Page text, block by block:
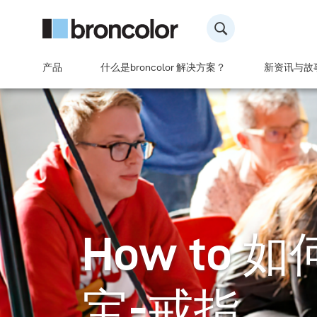
产品 什么是broncolor 解决方案？ 新资讯与故
How to 如